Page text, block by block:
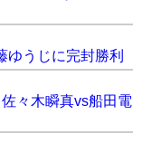
ゆうじに完封勝利
々木瞬真vs船田電